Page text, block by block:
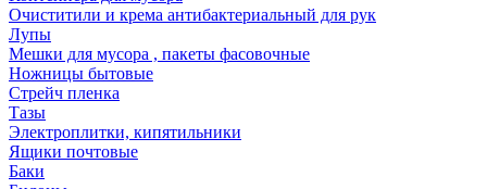
Очиститили и крема антибактериальный для рук
Лупы
Мешки для мусора , пакеты фасовочные
Ножницы бытовые
Стрейч пленка
Тазы
Электроплитки, кипятильники
Ящики почтовые
Баки